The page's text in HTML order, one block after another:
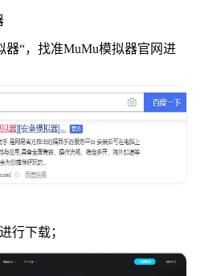
器“，找准MuMu模拟器官网进
行下载；